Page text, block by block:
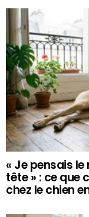
« Je pensais
tête » : ce que
chez le chien